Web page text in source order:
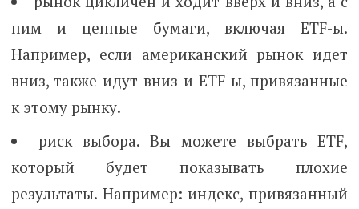
ним и ценные бумаги, включая ETF-ы.
Например, если американский рынок идет
вниз, также идут вниз и ETF-ы, привязанные
к этому рынку.
риск выбора. Вы можете выбрать ETF,
который будет показывать плохие
результаты. Например: индекс, привязанный